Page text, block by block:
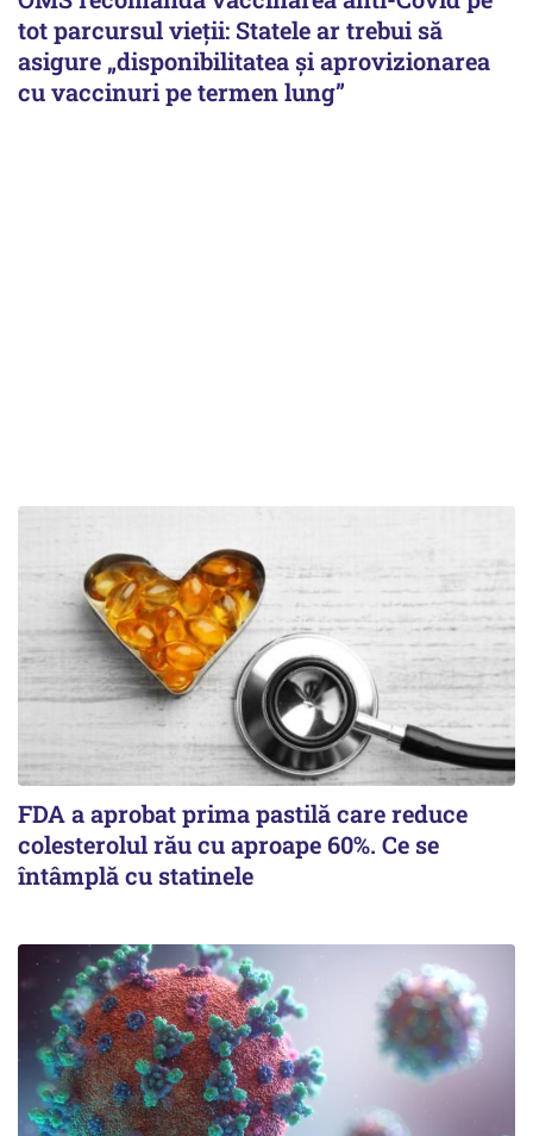
tot parcursul vieții: Statele ar trebui să
asigure „disponibilitatea și aprovizionarea
cu vaccinuri pe termen lung”
FDA a aprobat prima pastilă care reduce
colesterolul rău cu aproape 60%. Ce se
întâmplă cu statinele